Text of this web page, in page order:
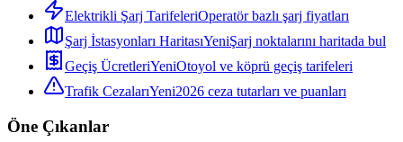
Elektrikli Şarj TarifeleriOperatör bazlı şarj fiyatları
Şarj İstasyonları HaritasıYeniŞarj noktalarını haritada bul
Geçiş ÜcretleriYeniOtoyol ve köprü geçiş tarifeleri
Trafik CezalarıYeni2026 ceza tutarları ve puanları
Öne Çıkanlar